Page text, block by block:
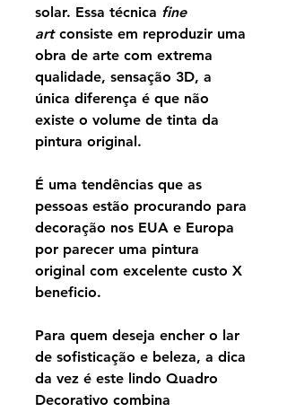
solar. Essa técnica fine
artconsiste em reproduzir uma
obra de arte com extrema
qualidade, sensação 3D, a
única diferença é que não
existe o volume de tinta da
pintura original.
É uma tendências que as
pessoas estão procurando para
decoração nos EUA e Europa
por parecer uma pintura
original com excelente custo X
beneficio.
Para quem deseja encher o lar
de sofisticação e beleza, a dica
da vez é este lindo Quadro
Decorativo combina